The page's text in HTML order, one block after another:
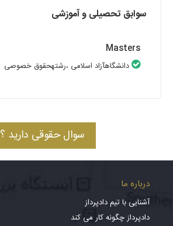
سوابق تحصیلی و آموزشی
Masters
دانشگاهآزاد اسلامی ،رشتهحقوق خصوصی
سوال حقوقی دارید ؟
درباره ما
آشنایی با تیم دادپرداز
دادپرداز چگونه کار می کند